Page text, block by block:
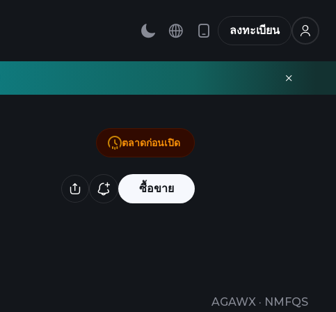
ลงทะเบียน
ซื้อขาย
AGAWX · NMFQS
ตลาดก่อนเปิด